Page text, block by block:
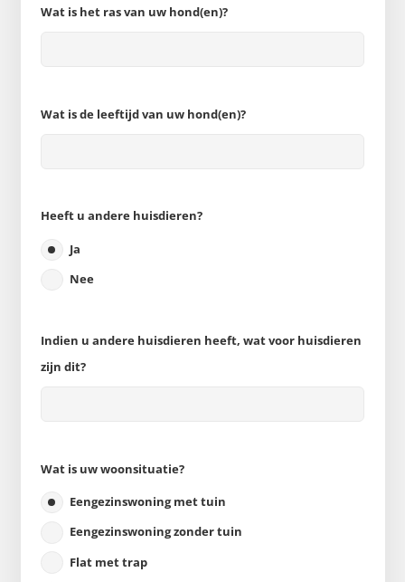
Wat is het ras van uw hond(en)?
Wat is de leeftijd van uw hond(en)?
Heeft u andere huisdieren?
Ja
Nee
Indien u andere huisdieren heeft, wat voor huisdieren
zijn dit?
Wat is uw woonsituatie?
Eengezinswoning met tuin
Eengezinswoning zonder tuin
Flat met trap